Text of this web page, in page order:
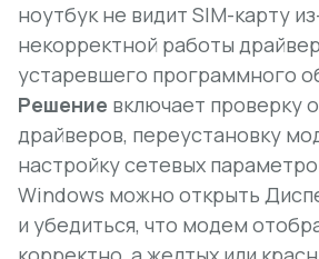
ноутбук не видит SIM-карту
некорректной работы
устаревшего программного
Решение включает проверку
драйверов, переустановку
настройку сетевых
Windows можно открыть
и убедиться, что модем